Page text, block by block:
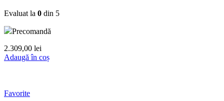
Evaluat la 0 din 5
Precomandă
2.309,00 lei
Adaugă în coș
Favorite